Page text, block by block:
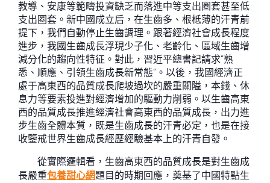
教導、安康等範疇投資缺乏而落進中等支出圈套甚至低
支出圈套。新中國成立后，在生齒多、根柢薄的汗青前
提下，我們自動停止生齒調理。跟著經濟社會成長程度
進步，我國生齒成長浮現少子化、老齡化、區域生齒增
減分化的趨向性特征。對此，習近平總書記請求“熟
悉、順應、引領生齒成長新常態”。以後，我國經濟正
處于高東西的品質成長爬坡過坎的嚴重關隘，本錢、休
息力等要素投進對經濟增加的驅動力削弱。以生齒高東
西的品質成長推進經濟社會高東西的品質成長，出力進
步生齒全體本質，既是生齒成長的汗青必定，也是在接
收鑒戒世界生齒成長經歷經驗基本上的汗青自發。
從實際邏輯看，生齒高東西的品質成長是對生齒成
長嚴重包養甜心網題目的時期回應，奠基了中國特點生